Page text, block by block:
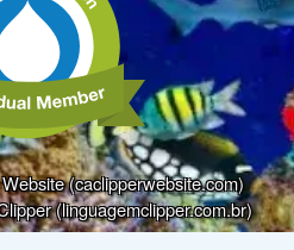
(caclipperwebsite.com)
(linguagemclipper.com.br)